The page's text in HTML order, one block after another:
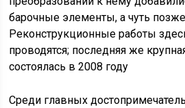
барочные элементы, а чуть
Реконструкционные работы
проводятся; последняя же
состоялась в 2008 году
Среди главных